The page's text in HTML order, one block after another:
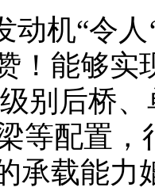
动机“令
！能够实
别后桥
等配置
承载能